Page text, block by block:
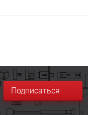
Подписаться